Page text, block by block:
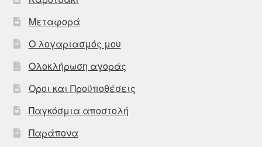
Μεταφορά
Ο λογαριασμός μου
Ολοκλήρωση αγοράς
Οροι και Προϋποθέσεις
Παγκόσμια αποστολή
Παράπονα